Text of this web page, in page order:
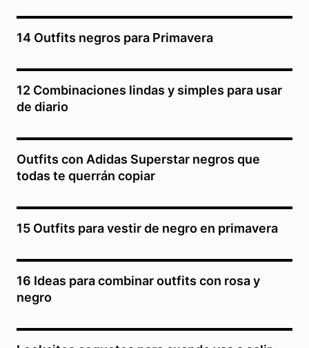
14 Outfits negros para Primavera
12 Combinaciones lindas y simples para usar
de diario
Outfits con Adidas Superstar negros que
todas te querrán copiar
15 Outfits para vestir de negro en primavera
16 Ideas para combinar outfits con rosa y
negro